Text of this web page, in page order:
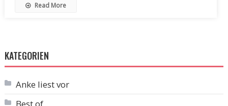
Read More
KATEGORIEN
Anke liest vor
Best of